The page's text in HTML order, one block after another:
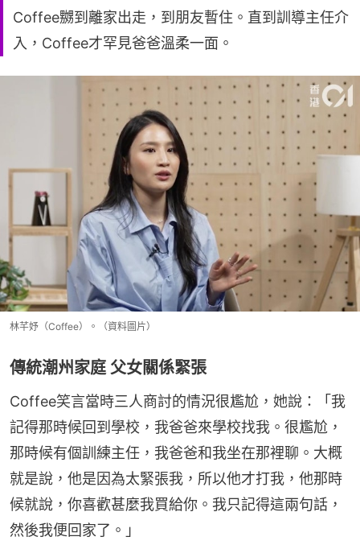
Coffee嬲到離家出走，到朋友暫住。直到訓導主任介
入，Coffee才罕見爸爸溫柔一面。
林芊妤（Coffee）。（資料圖片）
傳統潮州家庭 父女關係緊張
Coffee笑言當時三人商討的情況很尷尬，她說：「我
記得那時候回到學校，我爸爸來學校找我。很尷尬，
那時候有個訓練主任，我爸爸和我坐在那裡聊。大概
就是說，他是因為太緊張我，所以他才打我，他那時
候就說，你喜歡甚麼我買給你。我只記得這兩句話，
然後我便回家了。」